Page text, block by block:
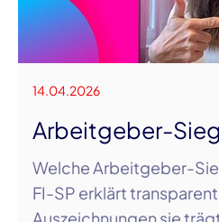
14.04.2026
Arbeitgeber-
Welche Arbeitgeber-
FI-SP erklärt